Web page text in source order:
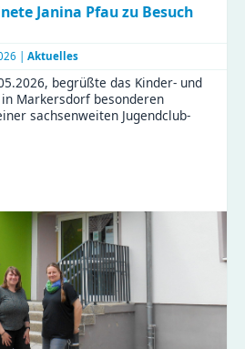
Janina Pfau zu Besuch
| Aktuelles
begrüßte das Kinder- und
in Markersdorf besonderen
sachsenweiten Jugendclub-